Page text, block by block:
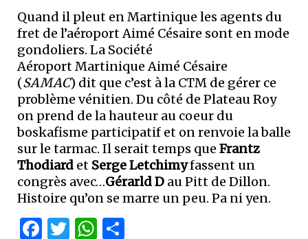
Quand il pleut en Martinique les agents du
fret de l’aéroport Aimé Césaire sont en mode
gondoliers. La Société
Aéroport Martinique Aimé Césaire
(SAMAC) dit que c’est à la CTM de gérer ce
problème vénitien. Du côté de Plateau Roy
on prend de la hauteur au coeur du
boskafisme participatif et on renvoie la balle
sur le tarmac. Il serait temps que Frantz
Thodiard et Serge Letchimyfassent un
congrès avec…Gérarld D au Pitt de Dillon.
Histoire qu’on se marre un peu. Pa ni yen.
Facebook
Twitter
WhatsApp